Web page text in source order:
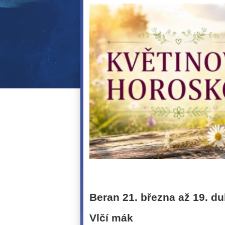
Beran 21. března až 19.
Vlčí mák